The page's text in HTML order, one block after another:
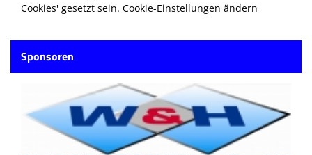
Cookies' gesetzt sein. Cookie-Einstellungen ändern
Sponsoren